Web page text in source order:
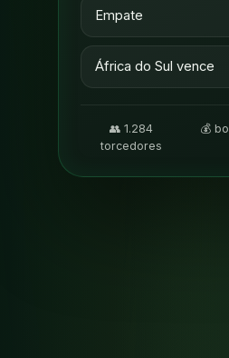
Empate
África do Sul vence
👥 1.284
torcedores
💰